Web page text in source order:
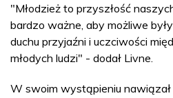
"Młodzież to przyszłość
bardzo ważne, aby możliwe
duchu przyjaźni i uczciwości
młodych ludzi" - dodał Livne.
W swoim wystąpieniu nawiązał